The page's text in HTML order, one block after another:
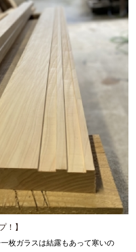
！】
枚ガラスは結露もあって寒いの